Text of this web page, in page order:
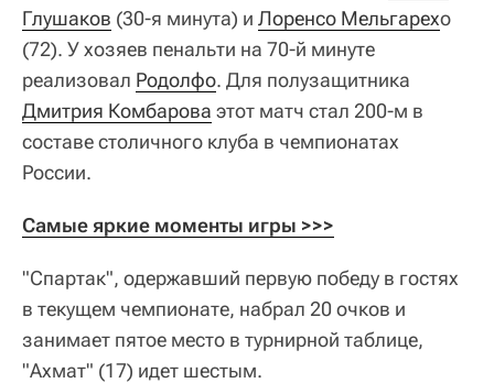
Глушаков (30-я минута) и Лоренсо Мельгарехо
(72). У хозяев пенальти на 70-й минуте
реализовал Родолфо. Для полузащитника
Дмитрия Комбарова этот матч стал 200-м в
составе столичного клуба в чемпионатах
России.
Самые яркие моменты игры >>>
"Спартак", одержавший первую победу в гостях
в текущем чемпионате, набрал 20 очков и
занимает пятое место в турнирной таблице,
"Ахмат" (17) идет шестым.